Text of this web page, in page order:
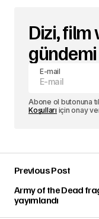
Dizi, film
gündemi
E-mail
Abone ol butonuna
Koşulları için onay
Previous Post
Army of the Dead
yayımlandı